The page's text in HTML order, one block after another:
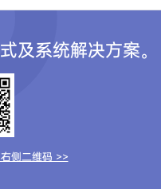
及系统解决方案。
侧二维码 >>